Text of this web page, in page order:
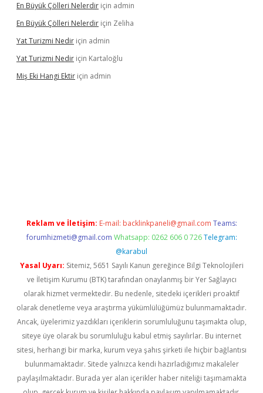
En Büyük Çölleri Nelerdir için admin
En Büyük Çölleri Nelerdir için Zeliha
Yat Turizmi Nedir için admin
Yat Turizmi Nedir için Kartaloğlu
Miş Eki Hangi Ektir için admin
Reklam ve İletişim: E-mail: backlinkpaneli@gmail.com Teams:
forumhizmeti@gmail.com Whatsapp: 0262 606 0 726 Telegram:
@karabul
Yasal Uyarı: Sitemiz, 5651 Sayılı Kanun gereğince Bilgi Teknolojileri
ve İletişim Kurumu (BTK) tarafından onaylanmış bir Yer Sağlayıcı
olarak hizmet vermektedir. Bu nedenle, sitedeki içerikleri proaktif
olarak denetleme veya araştırma yükümlülüğümüz bulunmamaktadır.
Ancak, üyelerimiz yazdıkları içeriklerin sorumluluğunu taşımakta olup,
siteye üye olarak bu sorumluluğu kabul etmiş sayılırlar. Bu internet
sitesi, herhangi bir marka, kurum veya şahıs şirketi ile hiçbir bağlantısı
bulunmamaktadır. Sitede yalnızca kendi hazırladığımız makaleler
paylaşılmaktadır. Burada yer alan içerikler haber niteliği taşımamakta